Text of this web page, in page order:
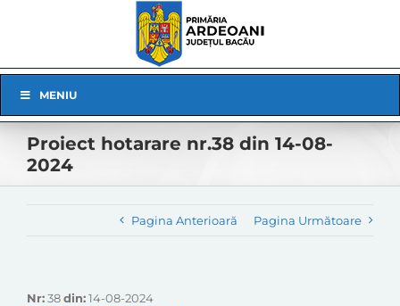
Navigation
MENIU
Proiect hotarare nr.38 din 14-08-
2024
Pagina Anterioară Pagina Următoare
Nr:38din:14-08-2024